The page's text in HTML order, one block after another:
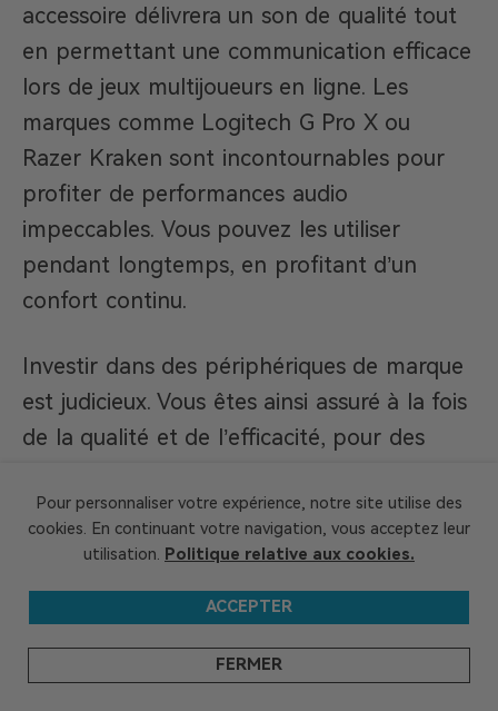
accessoire délivrera un son de qualité tout
en permettant une communication efficace
lors de jeux multijoueurs en ligne. Les
marques comme Logitech G Pro X ou
Razer Kraken sont incontournables pour
profiter de performances audio
impeccables. Vous pouvez les utiliser
pendant longtemps, en profitant d’un
confort continu.
Investir dans des périphériques de marque
est judicieux. Vous êtes ainsi assuré à la fois
de la qualité et de l’efficacité, pour des
donc des gadgets correspondant à votre
style ou même à leur mode de vie afin
Recommandation spéciale : le
GEEKOM Mini IT13
Pour personnaliser votre expérience, notre site utilise des
cookies. En continuant votre navigation, vous acceptez leur
utilisation. Politique relative aux cookies.
ACCEPTER
FERMER